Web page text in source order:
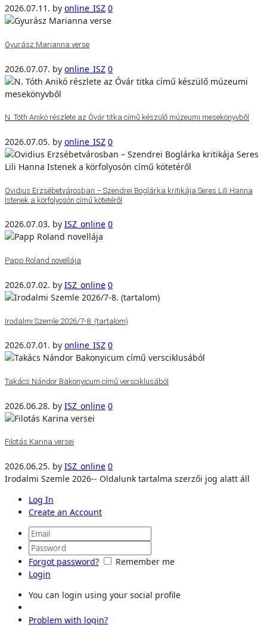
2026.07.11. by online_ISZ 0
Gyurász Marianna verse
2026.07.07. by online_ISZ 0
N. Tóth Anikó részlete az Óvár titka című készülő múzeumi mesekönyvből
2026.07.05. by online_ISZ 0
Ovidius Erzsébetvárosban – Szendrei Boglárka kritikája Seres Lili Hanna
Istenek a körfolyosón című kötetéről
2026.07.03. by ISZ_online 0
Papp Roland novellája
2026.07.02. by ISZ_online 0
Irodalmi Szemle 2026/7-8. (tartalom)
2026.07.01. by online_ISZ 0
Takács Nándor Bakonyicum című versciklusából
2026.06.28. by ISZ_online 0
Filotás Karina versei
2026.06.25. by ISZ_online 0
Irodalmi Szemle 2026-- Oldalunk tartalma szerzői jog alatt áll
Log In
Create an Account
Forgot password?
Remember me
Login
You can login using your social profile
Problem with login?